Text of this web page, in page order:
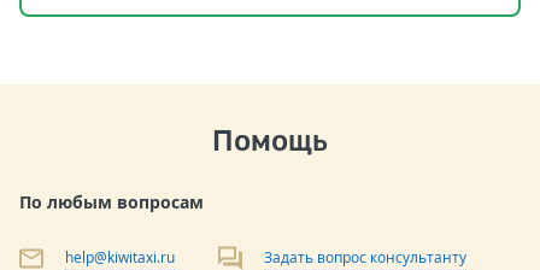
Помощь
По любым вопросам
help@kiwitaxi.ru Задать вопрос консультанту